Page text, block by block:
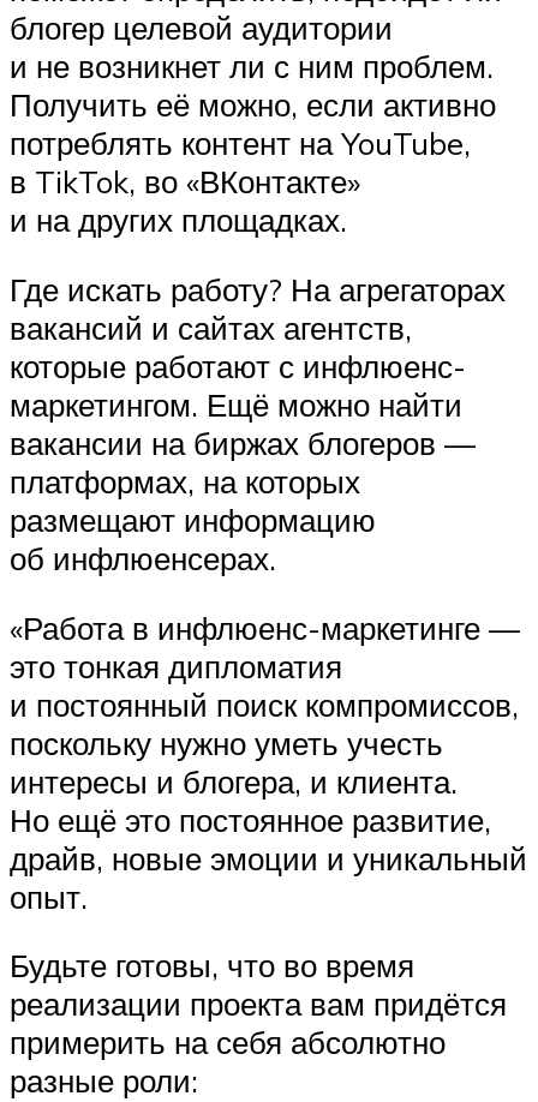
блогер целевой аудитории
и не возникнет ли с ним проблем.
Получить её можно, если активно
потреблять контент на YouTube,
в TikTok, во «ВКонтакте»
и на других площадках.
Где искать работу? На агрегаторах
вакансий и сайтах агентств,
которые работают с инфлюенс-
маркетингом. Ещё можно найти
вакансии на биржах блогеров —
платформах, на которых
размещают информацию
об инфлюенсерах.
«Работа в инфлюенс-маркетинге —
это тонкая дипломатия
и постоянный поиск компромиссов,
поскольку нужно уметь учесть
интересы и блогера, и клиента.
Но ещё это постоянное развитие,
драйв, новые эмоции и уникальный
опыт.
Будьте готовы, что во время
реализации проекта вам придётся
примерить на себя абсолютно
разные роли: